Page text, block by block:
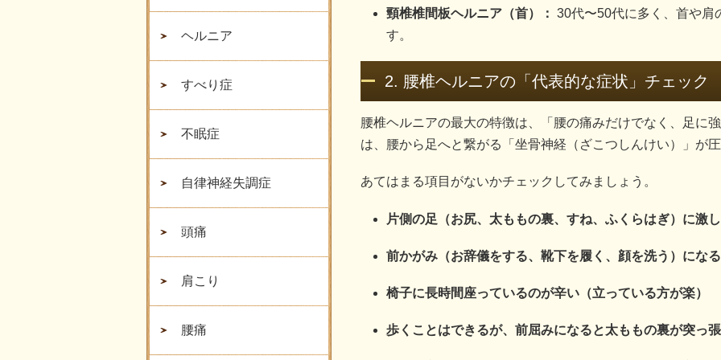
ヘルニア
すべり症
不眠症
自律神経失調症
頭痛
肩こり
腰痛
頸椎椎間板ヘルニア（首）： 30代〜50代に多く、首や肩
す。
2. 腰椎ヘルニアの「代表的な症状」チェック
腰椎ヘルニアの最大の特徴は、「腰の痛みだけでなく、足に
は、腰から足へと繋がる「坐骨神経（ざこつしんけい）」が
あてはまる項目がないかチェックしてみましょう。
片側の足（お尻、太ももの裏、すね、ふくらはぎ）に激
前かがみ（お辞儀をする、靴下を履く、顔を洗う）にな
椅子に長時間座っているのが辛い（立っている方が楽）
歩くことはできるが、前屈みになると太ももの裏が突っ